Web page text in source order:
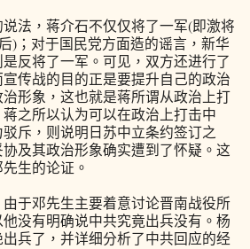
，蒋介石不仅仅将了一军(即激将
)；对于国民党方面造的谣言，新华
反将了一军。可见，双方还进行了
传战的目的正是要提升自己的政治
形象，这也就是蒋所谓从政治上打
之所以认为可以在政治上打击中
斥，则说明日苏中立条约签订之
及其政治形象确实遭到了怀疑。这
生的论证。
邓先生主要着意讨论晋南战役所
没有明确说中共究竟出兵没有。杨
兵了，并详细分析了中共回应的经